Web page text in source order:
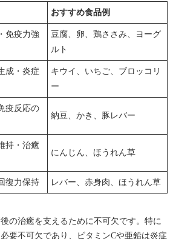
おすすめ食品例
免疫力強
豆腐、卵、鶏ささみ、ヨーグ
ルト
成・炎症
キウイ、いちご、ブロッコリ
ー
疫反応の
納豆、かき、豚レバー
持・治癒
にんじん、ほうれん草
復力保持 レバー、赤身肉、ほうれん草
の治癒を支えるために不可欠です。特に
要不可欠であり、ビタミンCや亜鉛は炎症